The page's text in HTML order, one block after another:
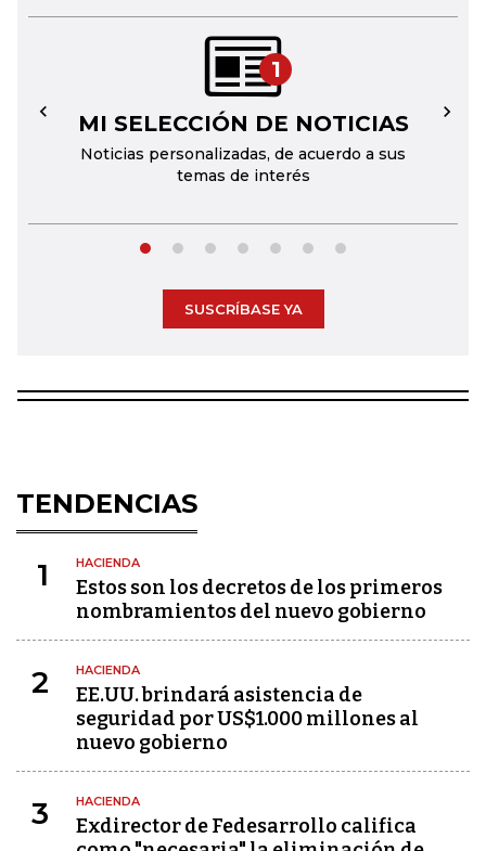
1
MI SELECCIÓN DE NOTICIAS
Noticias personalizadas, de acuerdo a sus
temas de interés
← →
SUSCRÍBASE YA
TENDENCIAS
1 HACIENDA
Estos son los decretos de los primeros
nombramientos del nuevo gobierno
2 HACIENDA
EE.UU. brindará asistencia de
seguridad por US$1.000 millones al
nuevo gobierno
3 HACIENDA
Exdirector de Fedesarrollo califica